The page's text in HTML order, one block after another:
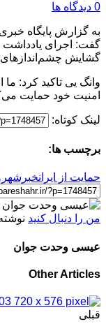
0 دیدگاه ها
به گزارش پایگاه
گفت: اجرای یادداشت
گشایش
وانگ یی تاکید کرد:
امنیت خود حمایت
لینک کوتاه:
برچسب ها:
حمایت از ایرانخبرشهر
من را دنبال کنید
عیسی وحدت جوان
Other Articles
قبلی